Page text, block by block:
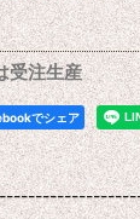
受注生産
でシェア